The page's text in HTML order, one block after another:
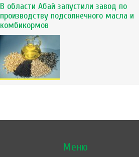
В области Абай запустили завод по
производству подсолнечного масла и
комбикормов
Меню